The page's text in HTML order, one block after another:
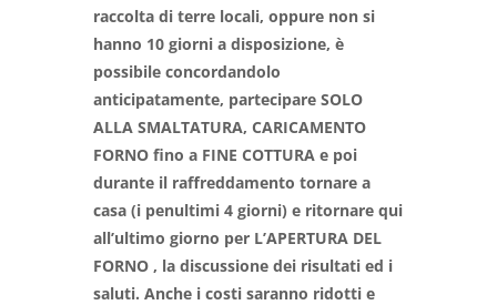
raccolta di terre locali, oppure non si
hanno 10 giorni a disposizione, è
possibile concordandolo
anticipatamente, partecipare SOLO
ALLA SMALTATURA, CARICAMENTO
FORNO fino a FINE COTTURA e poi
durante il raffreddamento tornare a
casa (i penultimi 4 giorni) e ritornare qui
all’ultimo giorno per L’APERTURA DEL
FORNO , la discussione dei risultati ed i
saluti. Anche i costi saranno ridotti e